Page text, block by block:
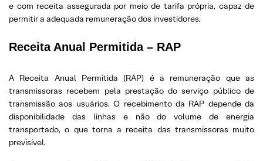
e com receita assegurada por meio de tarifa própria, capaz de
permitir a adequada remuneração dos investidores.
Receita Anual Permitida – RAP
A Receita Anual Permitida (RAP) é a remuneração que as
transmissoras recebem pela prestação do serviço público de
transmissão aos usuários. O recebimento da RAP depende da
disponibilidade das linhas e não do volume de energia
transportado, o que torna a receita das transmissoras muito
previsível.